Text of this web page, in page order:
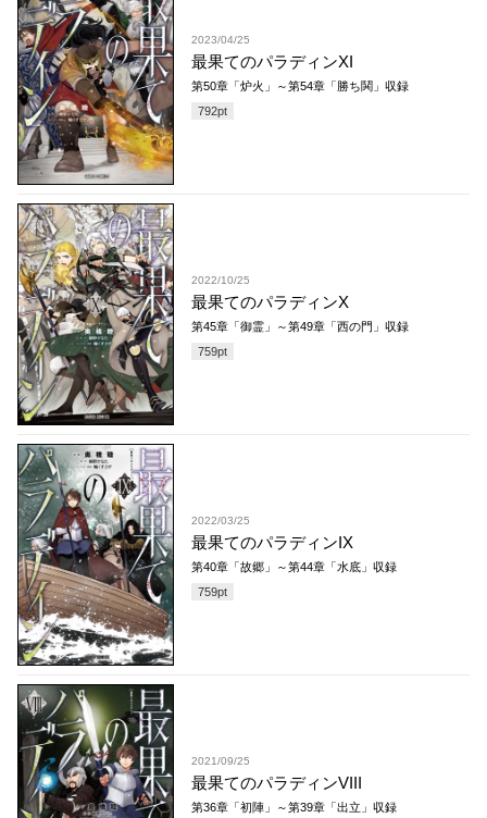
2023/04/25
最果てのパラディンXI
第50章「炉火」～第54章「勝ち鬨」収録
792pt
2022/10/25
最果てのパラディンX
第45章「御霊」～第49章「西の門」収録
759pt
2022/03/25
最果てのパラディンIX
第40章「故郷」～第44章「水底」収録
759pt
2021/09/25
最果てのパラディンVIII
第36章「初陣」～第39章「出立」収録